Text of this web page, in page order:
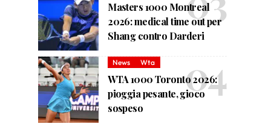
Masters 1000 Montreal
2026: medical time out per
Shang contro Darderi
News Wta
WTA 1000 Toronto 2026:
pioggia pesante, gioco
sospeso